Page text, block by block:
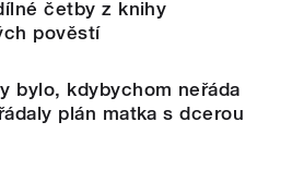
četby z knihy
pověstí
bylo, kdybychom neřáda
plán matka s dcerou